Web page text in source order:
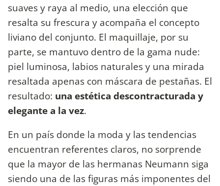
suaves y raya al medio, una elección que
resalta su frescura y acompaña el concepto
liviano del conjunto. El maquillaje, por su
parte, se mantuvo dentro de la gama nude:
piel luminosa, labios naturales y una mirada
resaltada apenas con máscara de pestañas. El
resultado: una estética descontracturada y
elegante a la vez.
En un país donde la moda y las tendencias
encuentran referentes claros, no sorprende
que la mayor de las hermanas Neumann siga
siendo una de las figuras más imponentes del